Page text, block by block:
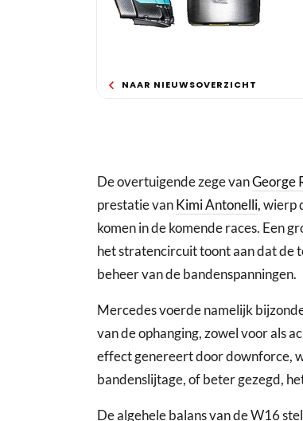
NAAR NIEUWSOVERZICHT
De overtuigende zege vanGeorge
prestatie vanKimi Antonelli, wierp
komen in de komende races. Een
het stratencircuit toont aan dat de
beheer van de bandenspanningen.
Mercedes voerde namelijk
van de ophanging, zowel voor als
effect genereert door downforce,
bandenslijtage, of beter gezegd,
De algehele balans van de W16